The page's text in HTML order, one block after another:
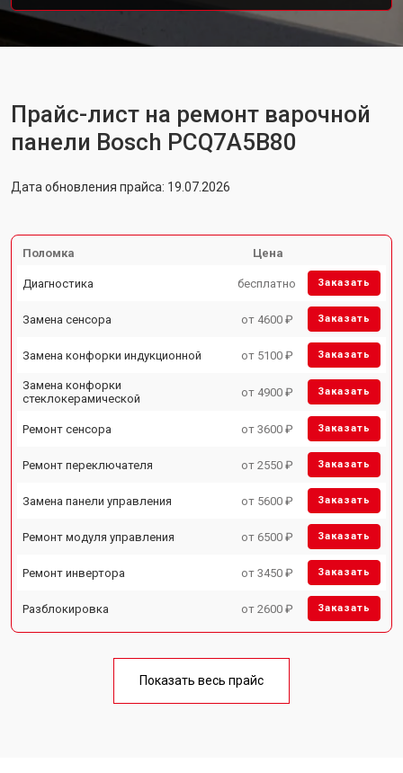
Прайс-лист на ремонт варочной
панели Bosch PCQ7A5B80
Дата обновления прайса: 19.07.2026
Поломка Цена
Диагностика бесплатно Заказать
Замена сенсора от 4600 ₽ Заказать
Замена конфорки индукционной от 5100 ₽ Заказать
Замена конфорки
стеклокерамической
от 4900 ₽ Заказать
Ремонт сенсора от 3600 ₽ Заказать
Ремонт переключателя от 2550 ₽ Заказать
Замена панели управления от 5600 ₽ Заказать
Ремонт модуля управления от 6500 ₽ Заказать
Ремонт инвертора от 3450 ₽ Заказать
Разблокировка от 2600 ₽ Заказать
Показать весь прайс